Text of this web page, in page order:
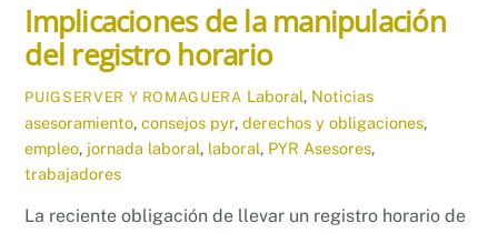
Implicaciones de la manipulación
del registro horario
PUIGSERVER Y ROMAGUERA Laboral, Noticias
asesoramiento,consejos pyr,derechos y obligaciones,
empleo, jornada laboral, laboral, PYR Asesores,
trabajadores
La reciente obligación de llevar un registro horario de